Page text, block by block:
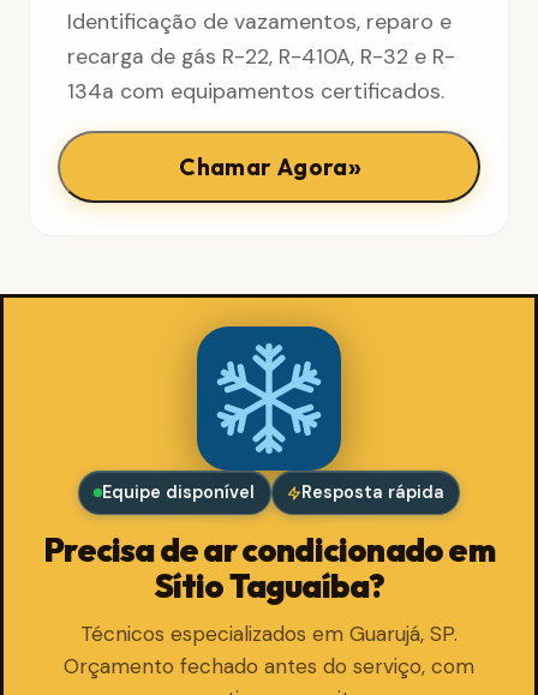
Identificação de vazamentos, reparo e
recarga de gás R-22, R-410A, R-32 e R-
134a com equipamentos certificados.
Chamar Agora»
Equipe disponível Resposta rápida
Precisa de ar condicionado em
Sítio Taguaíba?
Técnicos especializados em Guarujá, SP.
Orçamento fechado antes do serviço, com